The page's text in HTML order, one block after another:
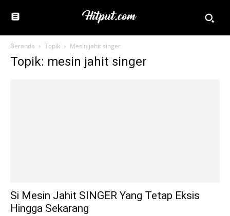
Beranda Topik Mesin jahit singer
Topik: mesin jahit singer
Si Mesin Jahit SINGER Yang Tetap Eksis
Hingga Sekarang